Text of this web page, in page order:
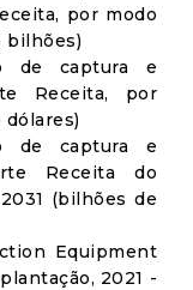
por modo
bilhões)
de captura e
Receita, por
dólares)
de captura e
Receita do
(bilhões de
Equipment
2021 -